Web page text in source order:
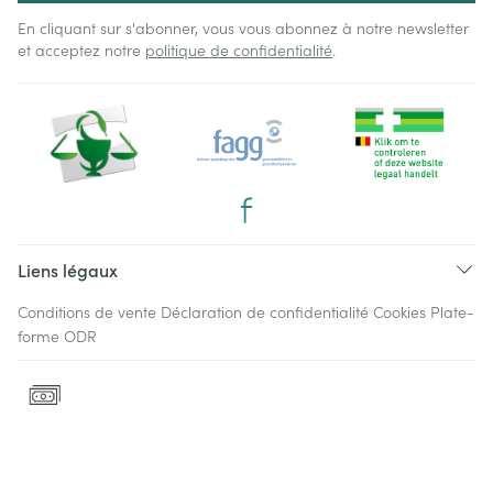
En cliquant sur s'abonner, vous vous abonnez à notre newsletter
et acceptez notre politique de confidentialité.
Liens légaux
Conditions de vente Déclaration de confidentialité Cookies Plate-
forme ODR